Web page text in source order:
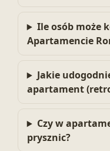
Ile osób może
Apartamencie
Jakie
apartament
Czy w
prysznic?